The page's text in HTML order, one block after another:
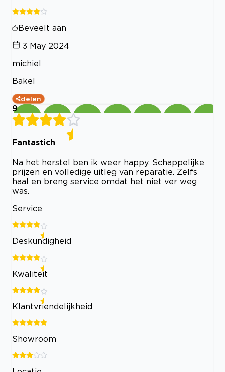
Beveelt aan
3 May 2024
michiel
Bakel
delen
9
Fantastich
Na het herstel ben ik weer happy. Schappelijke
prijzen en volledige uitleg van reparatie. Zelfs
haal en breng service omdat het niet ver weg
was.
Service
Deskundigheid
Kwaliteit
Klantvriendelijkheid
Showroom